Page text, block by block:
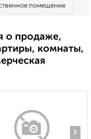
помещение
о продаже,
комнаты,
›